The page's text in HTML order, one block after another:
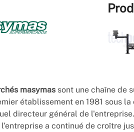
masymas sont une chaîne de
établissement en 1981 sous la
directeur général de
a continué de croître